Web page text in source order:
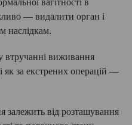
— видалити орган і
наслідкам.
втручанні виживання
як за екстрених операцій —
залежить від розташування